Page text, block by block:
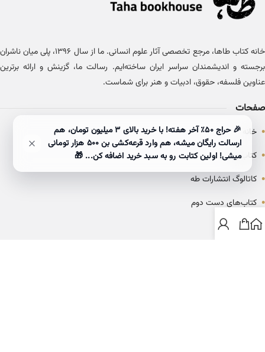
خانه کتاب طاها، مرجع تخصصی آثار علوم انسانی. ما از سال ۱۳۹۶، پلی میان ناشران
برجسته و اندیشمندان سراسر ایران ساخته‌ایم. رسالت ما، گزینش و ارائه برترین
عناوین فلسفه، حقوق، ادبیات و هنر برای شماست.
صفحات
• خانه
• کتاب‌ها
• کاتالوگ انتشارات طه
• کتاب‌های دست دوم
• بلاگ
🎉 حراج ۵۰٪ آخر هفته! با خرید بالای 3 میلیون تومان، هم
ارسالت رایگان میشه، هم وارد قرعه‌کشی بن ۵۰۰ هزار تومانی
میشی! اولین کتابت رو به سبد خرید اضافه کن... 🎁